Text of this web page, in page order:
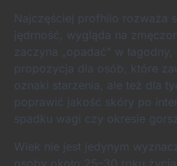
Najczęściej profhilo rozważa
jędrność, wygląda na
zaczyna „opadać” w
propozycja dla osób, które
oznaki starzenia, ale też dla
poprawić jakość skóry po
spadku wagi czy okresie
Wiek nie jest jedynym